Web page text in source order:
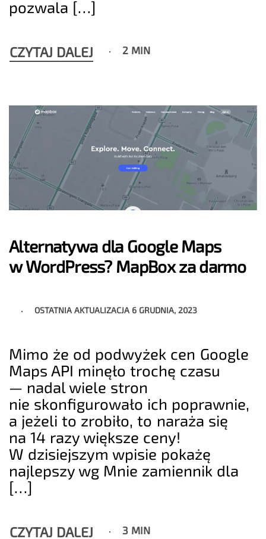
pozwala […]
CZYTAJ DALEJ 2 MIN
Alternatywa dla Google Maps
w WordPress? MapBox za darmo
OSTATNIA AKTUALIZACJA 6 GRUDNIA, 2023
Mimo że od podwyżek cen Google
Maps API minęło trochę czasu
— nadal wiele stron
nie skonfigurowało ich poprawnie,
a jeżeli to zrobiło, to naraża się
na 14 razy większe ceny!
W dzisiejszym wpisie pokażę
najlepszy wg Mnie zamiennik dla
[…]
CZYTAJ DALEJ 3 MIN